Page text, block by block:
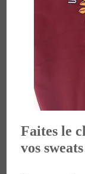
Faites le
vos